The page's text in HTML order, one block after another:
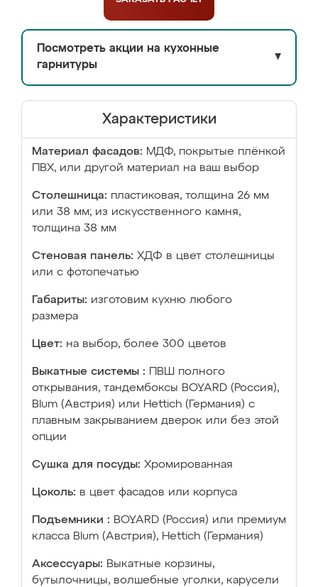
Посмотреть акции на кухонные
гарнитуры
▼
Характеристики
Материал фасадов: МДФ, покрытые плёнкой
ПВХ, или другой материал на ваш выбор
Столешница: пластиковая, толщина 26 мм
или 38 мм; из искусственного камня,
толщина 38 мм
Стеновая панель: ХДФ в цвет столешницы
или с фотопечатью
Габариты: изготовим кухню любого
размера
Цвет: на выбор, более 300 цветов
Выкатные системы :
ПВШ полного
открывания, тандембоксы BOYARD (Россия),
Blum (Австрия) или Hettich (Германия) с
плавным закрыванием дверок или без этой
опции
Сушка для посуды: Хромированная
Цоколь: в цвет фасадов или корпуса
Подъемники : BOYARD (Россия) или премиум
класса Blum (Австрия), Hettich (Германия)
Аксессуары: Выкатные корзины,
бутылочницы, волшебные уголки, карусели